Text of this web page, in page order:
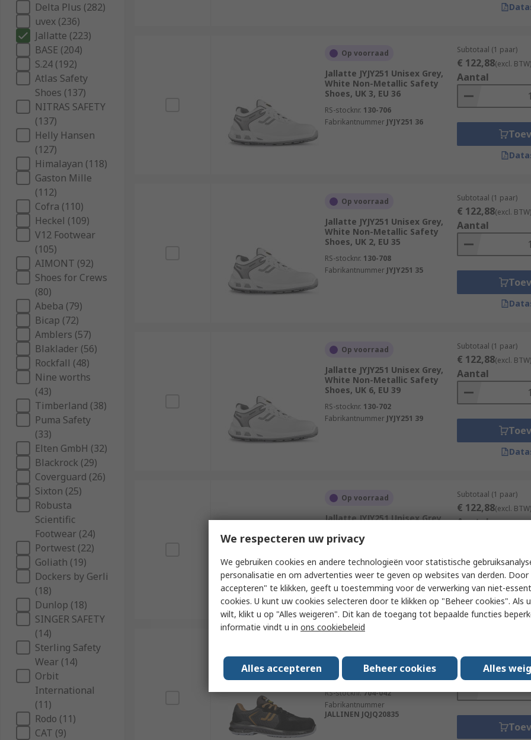
Delta Plus (282)
uvex (236)
Jallatte (223)
BASE (204)
S.24 (192)
Atlas Safety
Shoes (137)
NITRAS SAFETY
(137)
Helly Hansen
(127)
Himalayan (118)
Gaston Mille
(112)
Cofra (110)
Heckel (109)
V12 Footwear
(105)
AIMONT (92)
Shoes for Crews
(80)
Abeba (79)
Bicap (72)
Amblers (57)
Blaklader (56)
Rockfall (48)
Nine worths
(43)
Timberland (38)
Puma Safety
(33)
Elten GmbH (32)
Blackrock (29)
Coverguard (26)
Sixton (25)
Robusta
Scientific
Footwear (24)
Portwest (22)
Goliath (19)
Dockers by Gerli
(18)
Dunlop (18)
SINGER SAFETY
(14)
Sterling Safety
Wear (14)
Orbit
International
(11)
Rodo (11)
CAT (9)
Op voorraad
Jallatte JYJY251 Unisex Grey,
White Non-Metallic Safety
Shoes, UK 3, EU 36
RS-stocknr. 130-706
Fabrikantnummer JYJY251 36
Subtotaal (1 paar)
€ 122,88(excl. BTW)
Aantal
Op voorraad
Jallatte JYJY251 Unisex Grey,
White Non-Metallic Safety
Shoes, UK 2, EU 35
RS-stocknr. 130-708
Fabrikantnummer JYJY251 35
Subtotaal (1 paar)
€ 122,88(excl. BTW)
Aantal
Op voorraad
Jallatte JYJY251 Unisex Grey,
White Non-Metallic Safety
Shoes, UK 6, EU 39
RS-stocknr. 130-702
Fabrikantnummer JYJY251 39
Subtotaal (1 paar)
€ 122,88(excl. BTW)
Aantal
Op voorraad
Jallatte JYJY251 Unisex Grey,
Shoes, UK 12, EU 47
FabrikantnummerJYJY251 47
Subtotaal (1 paar)
€ 122,88(excl. BTW)
Aantal
Jallatte JALLINEN Unisex Black
Composite Shoe, UK 2.5, EU 35
RS-stocknr.704-042
Fabrikantnummer
JALLINEN JQJQ20835
€ 77,90(excl. BTW)
Aantal
We respecteren uw privacy
We gebruiken cookies en andere technologieën voor statistische
personalisatie en om advertenties weer te geven op websites van derden. Door
accepteren" te klikken, geeft u toestemming voor de verwerking van niet-
cookies. U kunt uw cookies selecteren door te klikken op "Beheer cookies". Als
wilt, klikt u op "Alles weigeren". Dit kan de toegang tot bepaalde functies
informatie vindt u in ons cookiebeleid
Alles accepteren Beheer cookies Alles